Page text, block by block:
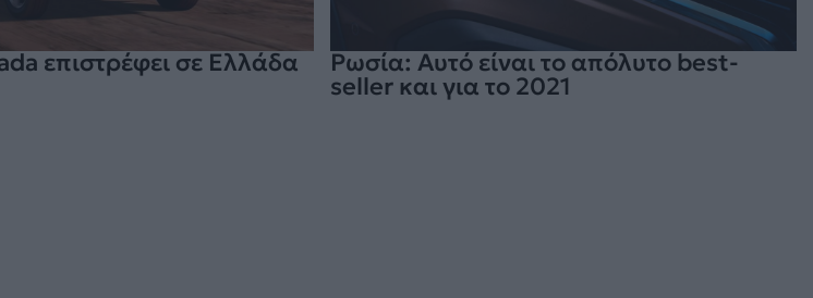
επιστρέφει σε Ελλάδα
Ρωσία: Αυτό είναι το απόλυτο best-
seller και για το 2021